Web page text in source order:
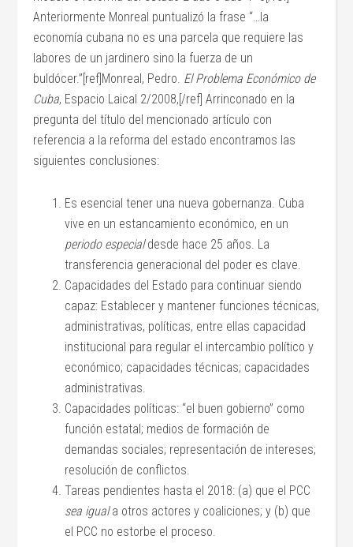
Anteriormente Monreal puntualizó la frase “…la
economía cubana no es una parcela que requiere las
labores de un jardinero sino la fuerza de un
buldócer.”[ref]Monreal, Pedro. El Problema Económico de
Cuba, Espacio Laical 2/2008,[/ref] Arrinconado en la
pregunta del título del mencionado artículo con
referencia a la reforma del estado encontramos las
siguientes conclusiones:
Es esencial tener una nueva gobernanza. Cuba
vive en un estancamiento económico, en un
periodo especialdesde hace 25 años. La
transferencia generacional del poder es clave.
Capacidades del Estado para continuar siendo
capaz: Establecer y mantener funciones técnicas,
administrativas, políticas, entre ellas capacidad
institucional para regular el intercambio político y
económico; capacidades técnicas; capacidades
administrativas.
Capacidades políticas: “el buen gobierno” como
función estatal; medios de formación de
demandas sociales; representación de intereses;
resolución de conflictos.
Tareas pendientes hasta el 2018: (a) que el PCC
sea iguala otros actores y coaliciones; y (b) que
el PCC no estorbe el proceso.